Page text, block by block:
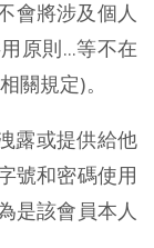
會將涉及個人
原則...等不在
關規定)。
露或提供給他
號和密碼使用
是該會員本人